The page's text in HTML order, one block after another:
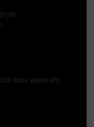
(VI)
SULL’ARNO (PI)